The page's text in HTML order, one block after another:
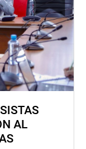
AL